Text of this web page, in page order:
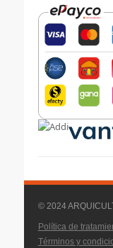
© 2024
Política de
Términos y